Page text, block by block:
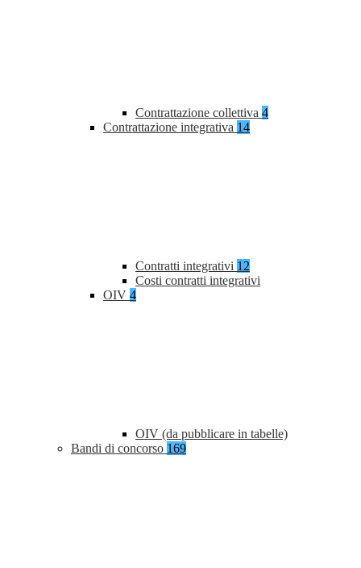
Contrattazione collettiva 4
Contrattazione integrativa 14
Contratti integrativi 12
Costi contratti integrativi
OIV 4
OIV (da pubblicare in tabelle)
Bandi di concorso 169